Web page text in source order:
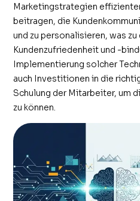
Marketingstrategien
beitragen, die
und zu personalisieren, was zu
Kundenzufriedenheit und -
Implementierung solcher
auch Investitionen in die
Schulung der Mitarbeiter, um
zu können.